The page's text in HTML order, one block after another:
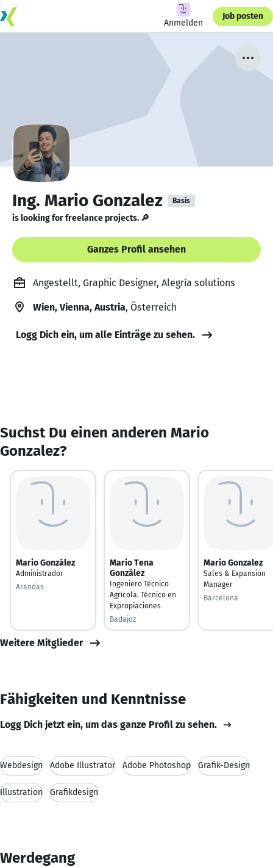
Anmelden
Job posten
Ing. Mario Gonzalez Basis
is looking for freelance projects. 🔎
Ganzes Profil ansehen
Angestellt, Graphic Designer, Alegría solutions
Wien, Vienna, Austria, Österreich
Logg Dich ein, um alle Einträge zu sehen.
Suchst Du einen anderen Mario
Gonzalez?
Mario González
Administrador
Arandas
Mario Tena
González
Ingeniero Técnico
Agrícola. Técnico en
Expropiaciones
Badajoz
Mario Gonzalez
Sales & Expansion
Manager
Barcelona
Weitere Mitglieder
Fähigkeiten und Kenntnisse
Logg Dich jetzt ein, um das ganze Profil zu sehen.
Webdesign Adobe Illustrator Adobe Photoshop Grafik-Design
Illustration Grafikdesign
Werdegang